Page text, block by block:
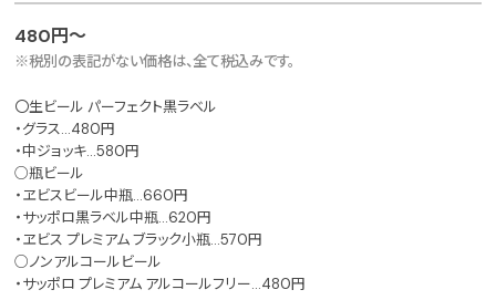
480円～
※税別の表記がない価格は、全て税込みです。
〇生ビール パーフェクト黒ラベル
・グラス…480円
・中ジョッキ…580円
○瓶ビール
・ヱビスビール中瓶…660円
・サッポロ黒ラベル中瓶…620円
・ヱビス プレミアム ブラック小瓶…570円
○ノンアルコールビール
・サッポロ プレミアム アルコールフリー…480円